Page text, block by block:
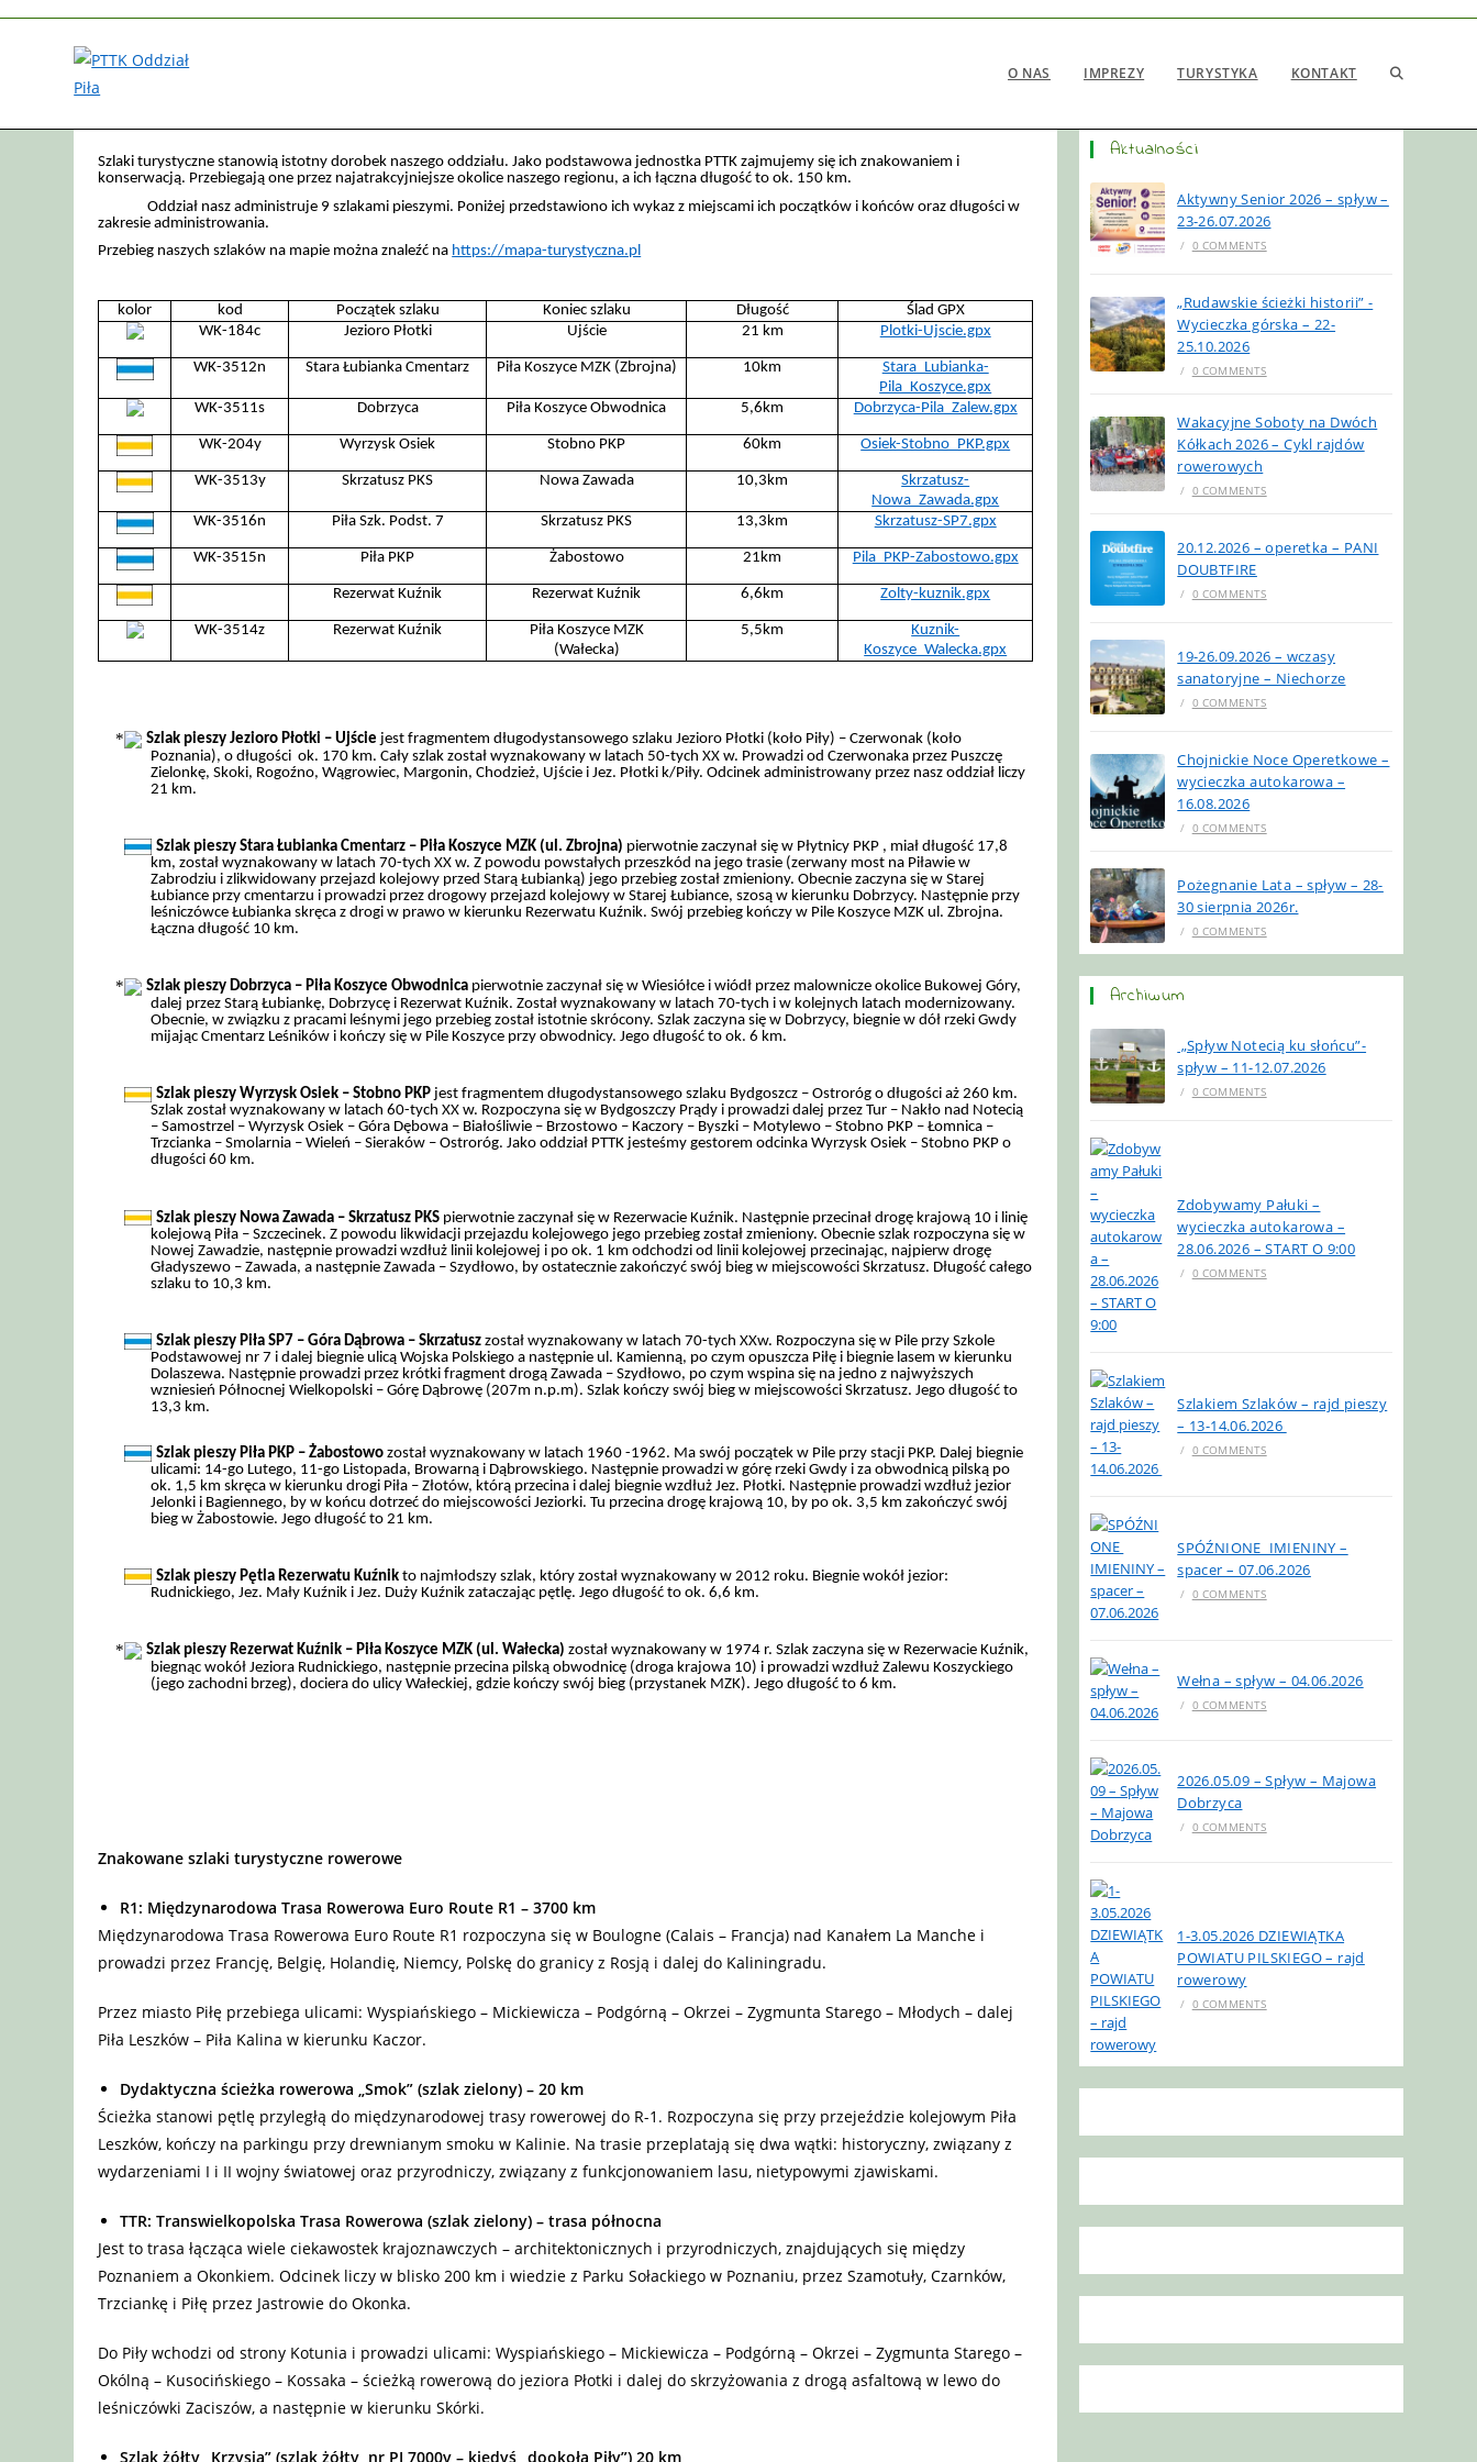
O NAS IMPREZY TURYSTYKA KONTAKT
Szlaki turystyczne stanowią istotny dorobek naszego oddziału. Jako podstawowa jednostka PTTK zajmujemy się ich znakowaniem i
konserwacją. Przebiegają one przez najatrakcyjniejsze okolice naszego regionu, a ich łączna długość to ok. 150 km.
Oddział nasz administruje 9 szlakami pieszymi. Poniżej przedstawiono ich wykaz z miejscami ich początków i końców oraz długości w
zakresie administrowania.
Przebieg naszych szlaków na mapie można znaleźć na https://mapa-turystyczna.pl
kolor kod Początek szlaku Koniec szlaku Długość
Ślad GPX
WK-184c
Jezioro Płotki Ujście 21 km Plotki-Ujscie.gpx
WK-3512n Stara Łubianka Cmentarz Piła Koszyce MZK (Zbrojna) 10km
Stara_Lubianka-
Pila_Koszyce.gpx
WK-3511s
Dobrzyca Piła Koszyce Obwodnica 5,6km Dobrzyca-Pila_Zalew.gpx
WK-204y Wyrzysk Osiek Stobno PKP 60km Osiek-Stobno_PKP.gpx
WK-3513y Skrzatusz PKS Nowa Zawada 10,3km
Skrzatusz-
Nowa_Zawada.gpx
WK-3516n
Piła Szk. Podst. 7 Skrzatusz PKS 13,3km Skrzatusz-SP7.gpx
WK-3515n Piła PKP Żabostowo 21km Pila_PKP-Zabostowo.gpx
Rezerwat Kuźnik Rezerwat Kuźnik 6,6km Zolty-kuznik.gpx
WK-3514z Rezerwat Kuźnik
Piła Koszyce MZK
(Wałecka)
5,5km
Kuznik-
Koszyce_Walecka.gpx
Szlak pieszy Jezioro Płotki – Ujście jest fragmentem długodystansowego szlaku Jezioro Płotki (koło Piły) – Czerwonak (koło
Poznania), o długości ok. 170 km. Cały szlak został wyznakowany w latach 50-tych XX w. Prowadzi od Czerwonaka przez Puszczę
Zielonkę, Skoki, Rogoźno, Wągrowiec, Margonin, Chodzież, Ujście i Jez. Płotki k/Piły. Odcinek administrowany przez nasz oddział liczy
21 km.
Szlak pieszy Stara Łubianka Cmentarz – Piła Koszyce MZK (ul. Zbrojna) pierwotnie zaczynał się w Płytnicy PKP , miał długość 17,8
km, został wyznakowany w latach 70-tych XX w. Z powodu powstałych przeszkód na jego trasie (zerwany most na Piławie w
Zabrodziu i zlikwidowany przejazd kolejowy przed Starą Łubianką) jego przebieg został zmieniony. Obecnie zaczyna się w Starej
Łubiance przy cmentarzu i prowadzi przez drogowy przejazd kolejowy w Starej Łubiance, szosą w kierunku Dobrzycy. Następnie przy
leśniczówce Łubianka skręca z drogi w prawo w kierunku Rezerwatu Kuźnik. Swój przebieg kończy w Pile Koszyce MZK ul. Zbrojna.
Łączna długość 10 km.
Szlak pieszy Dobrzyca – Piła Koszyce Obwodnica pierwotnie zaczynał się w Wiesiółce i wiódł przez malownicze okolice Bukowej Góry,
dalej przez Starą Łubiankę, Dobrzycę i Rezerwat Kuźnik. Został wyznakowany w latach 70-tych i w kolejnych latach modernizowany.
Obecnie, w związku z pracami leśnymi jego przebieg został istotnie skrócony. Szlak zaczyna się w Dobrzycy, biegnie w dół rzeki Gwdy
mijając Cmentarz Leśników i kończy się w Pile Koszyce przy obwodnicy. Jego długość to ok. 6 km.
Szlak pieszy Wyrzysk Osiek – Stobno PKP jest fragmentem długodystansowego szlaku Bydgoszcz – Ostroróg o długości aż 260 km.
Szlak został wyznakowany w latach 60-tych XX w. Rozpoczyna się w Bydgoszczy Prądy i prowadzi dalej przez Tur – Nakło nad Notecią
– Samostrzel – Wyrzysk Osiek – Góra Dębowa – Białośliwie – Brzostowo – Kaczory – Byszki – Motylewo – Stobno PKP – Łomnica –
Trzcianka – Smolarnia – Wieleń – Sieraków – Ostroróg. Jako oddział PTTK jesteśmy gestorem odcinka Wyrzysk Osiek – Stobno PKP o
długości 60 km.
Szlak pieszy Nowa Zawada – Skrzatusz PKS pierwotnie zaczynał się w Rezerwacie Kuźnik. Następnie przecinał drogę krajową 10 i linię
kolejową Piła – Szczecinek. Z powodu likwidacji przejazdu kolejowego jego przebieg został zmieniony. Obecnie szlak rozpoczyna się w
Nowej Zawadzie, następnie prowadzi wzdłuż linii kolejowej i po ok. 1 km odchodzi od linii kolejowej przecinając, najpierw drogę
Gładyszewo – Zawada, a następnie Zawada – Szydłowo, by ostatecznie zakończyć swój bieg w miejscowości Skrzatusz. Długość całego
szlaku to 10,3 km.
Szlak pieszy Piła SP7 – Góra Dąbrowa – Skrzatusz został wyznakowany w latach 70-tych XXw. Rozpoczyna się w Pile przy Szkole
Podstawowej nr 7 i dalej biegnie ulicą Wojska Polskiego a następnie ul. Kamienną, po czym opuszcza Piłę i biegnie lasem w kierunku
Dolaszewa. Następnie prowadzi przez krótki fragment drogą Zawada – Szydłowo, po czym wspina się na jedno z najwyższych
wzniesień Północnej Wielkopolski – Górę Dąbrowę (207m n.p.m). Szlak kończy swój bieg w miejscowości Skrzatusz. Jego długość to
13,3 km.
Szlak pieszy Piła PKP – Żabostowo został wyznakowany w latach 1960 -1962. Ma swój początek w Pile przy stacji PKP. Dalej biegnie
ulicami: 14-go Lutego, 11-go Listopada, Browarną i Dąbrowskiego. Następnie prowadzi w górę rzeki Gwdy i za obwodnicą pilską po
ok. 1,5 km skręca w kierunku drogi Piła – Złotów, którą przecina i dalej biegnie wzdłuż Jez. Płotki. Następnie prowadzi wzdłuż jezior
Jelonki i Bagiennego, by w końcu dotrzeć do miejscowości Jeziorki. Tu przecina drogę krajową 10, by po ok. 3,5 km zakończyć swój
bieg w Żabostowie. Jego długość to 21 km.
Szlak pieszy Pętla Rezerwatu Kuźnik to najmłodszy szlak, który został wyznakowany w 2012 roku. Biegnie wokół jezior:
Rudnickiego, Jez. Mały Kuźnik i Jez. Duży Kuźnik zataczając pętlę. Jego długość to ok. 6,6 km.
Szlak pieszy Rezerwat Kuźnik – Piła Koszyce MZK (ul. Wałecka) został wyznakowany w 1974 r. Szlak zaczyna się w Rezerwacie Kuźnik,
biegnąc wokół Jeziora Rudnickiego, następnie przecina pilską obwodnicę (droga krajowa 10) i prowadzi wzdłuż Zalewu Koszyckiego
(jego zachodni brzeg), dociera do ulicy Wałeckiej, gdzie kończy swój bieg (przystanek MZK). Jego długość to 6 km.
Znakowane szlaki turystyczne rowerowe
R1: Międzynarodowa Trasa Rowerowa Euro Route R1 – 3700 km
Międzynarodowa Trasa Rowerowa Euro Route R1 rozpoczyna się w Boulogne (Calais – Francja) nad Kanałem La Manche i
prowadzi przez Francję, Belgię, Holandię, Niemcy, Polskę do granicy z Rosją i dalej do Kaliningradu.
Przez miasto Piłę przebiega ulicami: Wyspiańskiego – Mickiewicza – Podgórną – Okrzei – Zygmunta Starego – Młodych – dalej
Piła Leszków – Piła Kalina w kierunku Kaczor.
Dydaktyczna ścieżka rowerowa „Smok” (szlak zielony) – 20 km
Ścieżka stanowi pętlę przyległą do międzynarodowej trasy rowerowej do R-1. Rozpoczyna się przy przejeździe kolejowym Piła
Leszków, kończy na parkingu przy drewnianym smoku w Kalinie. Na trasie przeplatają się dwa wątki: historyczny, związany z
wydarzeniami I i II wojny światowej oraz przyrodniczy, związany z funkcjonowaniem lasu, nietypowymi zjawiskami.
TTR: Transwielkopolska Trasa Rowerowa (szlak zielony) – trasa północna
Jest to trasa łącząca wiele ciekawostek krajoznawczych – architektonicznych i przyrodniczych, znajdujących się między
Poznaniem a Okonkiem. Odcinek liczy w blisko 200 km i wiedzie z Parku Sołackiego w Poznaniu, przez Szamotuły, Czarnków,
Trzciankę i Piłę przez Jastrowie do Okonka.
Do Piły wchodzi od strony Kotunia i prowadzi ulicami: Wyspiańskiego – Mickiewicza – Podgórną – Okrzei – Zygmunta Starego –
Okólną – Kusocińskiego – Kossaka – ścieżką rowerową do jeziora Płotki i dalej do skrzyżowania z drogą asfaltową w lewo do
leśniczówki Zaciszów, a następnie w kierunku Skórki.
Szlak żółty „Krzysia” (szlak żółty, nr PI 7000y – kiedyś „dookoła Piły”) 20 km
Aktualności
Aktywny Senior 2026 – spływ –
23-26.07.2026
/ 0 COMMENTS
„Rudawskie ścieżki historii” -
Wycieczka górska – 22-
25.10.2026
/ 0 COMMENTS
Wakacyjne Soboty na Dwóch
Kółkach 2026 – Cykl rajdów
rowerowych
/ 0 COMMENTS
20.12.2026 – operetka – PANI
DOUBTFIRE
/ 0 COMMENTS
19-26.09.2026 – wczasy
sanatoryjne – Niechorze
/ 0 COMMENTS
Chojnickie Noce Operetkowe –
wycieczka autokarowa –
16.08.2026
/ 0 COMMENTS
Pożegnanie Lata – spływ – 28-
30 sierpnia 2026r.
/ 0 COMMENTS
Archiwum
„Spływ Notecią ku słońcu”-
spływ – 11-12.07.2026
/ 0 COMMENTS
Zdobywamy Pałuki –
wycieczka autokarowa –
28.06.2026 – START O 9:00
/ 0 COMMENTS
Szlakiem Szlaków – rajd pieszy
– 13-14.06.2026
/ 0 COMMENTS
SPÓŹNIONE IMIENINY –
spacer – 07.06.2026
/ 0 COMMENTS
Wełna – spływ – 04.06.2026
/ 0 COMMENTS
2026.05.09 – Spływ – Majowa
Dobrzyca
/ 0 COMMENTS
1-3.05.2026 DZIEWIĄTKA
POWIATU PILSKIEGO – rajd
rowerowy
/ 0 COMMENTS